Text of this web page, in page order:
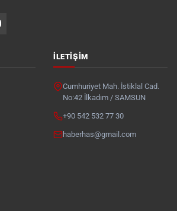
İLETIŞIM
Cumhuriyet Mah. İstiklal Cad.
No:42 İlkadım / SAMSUN
+90 542 532 77 30
haberhas@gmail.com